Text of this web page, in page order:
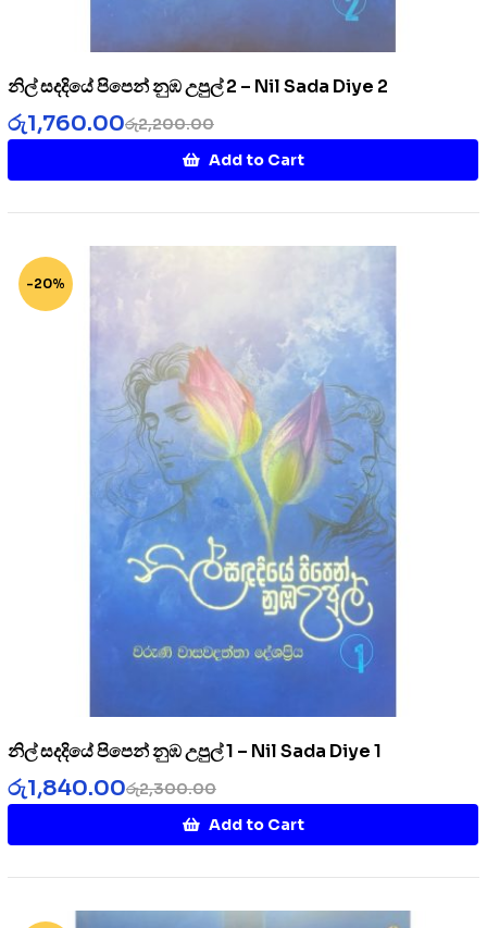
නිල් සදදියේ පිපෙන් නුඹ උපුල් 2 – Nil Sada Diye 2
රු2,200.00
රු1,760.00
Add to Cart
-20%
නිල් සදදියේ පිපෙන් නුඹ උපුල් 1 – Nil Sada Diye 1
රු2,300.00
රු1,840.00
Add to Cart